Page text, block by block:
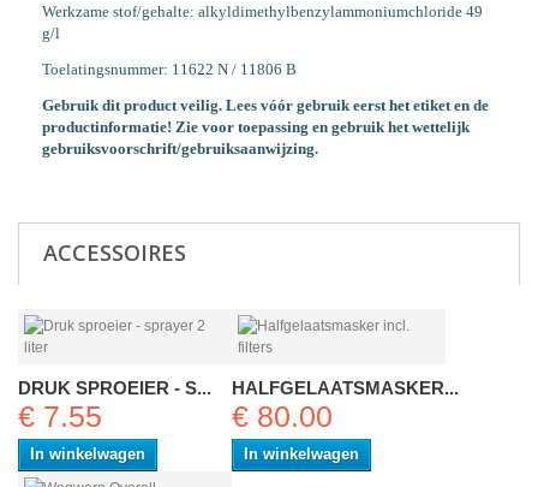
Werkzame stof/gehalte: alkyldimethylbenzylammoniumchloride 49
g/l
Toelatingsnummer: 11622 N / 11806 B
Gebruik dit product veilig. Lees vóór gebruik eerst het etiket en de
productinformatie! Zie voor toepassing en gebruik het wettelijk
gebruiksvoorschrift/gebruiksaanwijzing.
ACCESSOIRES
DRUK SPROEIER - S...
€ 7.55
In winkelwagen
HALFGELAATSMASKER...
€ 80.00
In winkelwagen